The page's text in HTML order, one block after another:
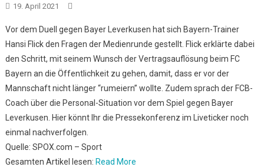
19. April 2021
Vor dem Duell gegen Bayer Leverkusen hat sich Bayern-Trainer
Hansi Flick den Fragen der Medienrunde gestellt. Flick erklärte dabei
den Schritt, mit seinem Wunsch der Vertragsauflösung beim FC
Bayern an die Öffentlichkeit zu gehen, damit, dass er vor der
Mannschaft nicht länger “rumeiern” wollte. Zudem sprach der FCB-
Coach über die Personal-Situation vor dem Spiel gegen Bayer
Leverkusen. Hier könnt Ihr die Pressekonferenz im Liveticker noch
einmal nachverfolgen.
Quelle: SPOX.com – Sport
Gesamten Artikel lesen: Read More